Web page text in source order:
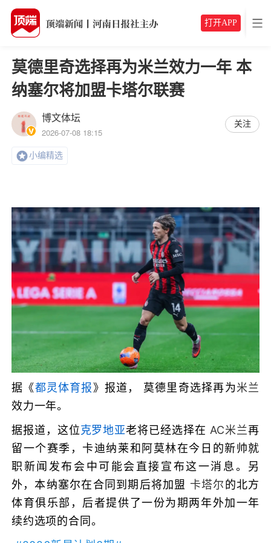
打开APP
莫德里奇选择再为米兰效力一年 本
纳塞尔将加盟卡塔尔联赛
博文体坛
2026-07-08 18:15
关注
小编精选
据《都灵体育报》报道， 莫德里奇选择再为米兰
效力一年。
据报道，这位克罗地亚老将已经选择在 AC米兰再
留一个赛季，卡迪纳莱和阿莫林在今日的新帅就
职新闻发布会中可能会直接宣布这一消息。另
外，本纳塞尔在合同到期后将加盟 卡塔尔的北方
体育俱乐部，后者提供了一份为期两年外加一年
续约选项的合同。